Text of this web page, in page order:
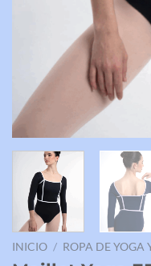
INICIO / ROPA DE YOGA